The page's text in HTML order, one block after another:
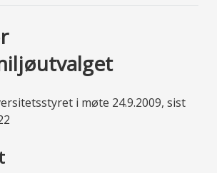
i møte 24.9.2009, sist